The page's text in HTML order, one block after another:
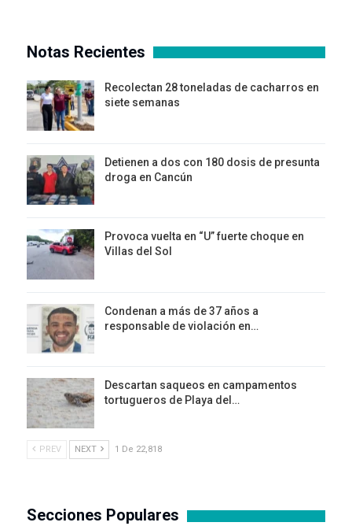
Notas Recientes
Recolectan 28 toneladas de cacharros en
siete semanas
Detienen a dos con 180 dosis de presunta
droga en Cancún
Provoca vuelta en “U” fuerte choque en
Villas del Sol
Condenan a más de 37 años a
responsable de violación en…
Descartan saqueos en campamentos
tortugueros de Playa del…
PREV NEXT 1 De 22,818
Secciones Populares